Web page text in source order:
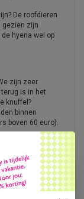
De roofdieren
gezien zijn
hyena wel op
zijn zeer
is in het
knuffel?
binnen
boven 60 euro).